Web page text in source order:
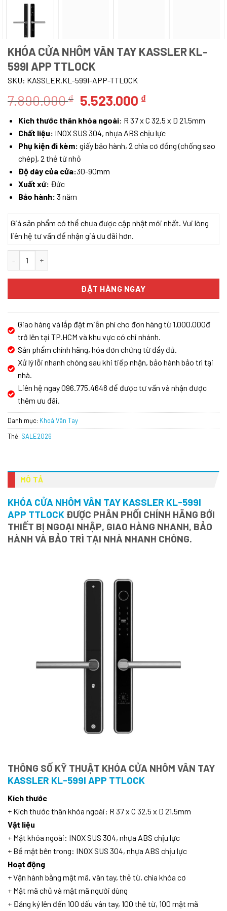
KHÓA CỬA NHÔM VÂN TAY KASSLER KL-
599I APP TTLOCK
SKU: KASSLER.KL-599I-APP-TTLOCK
7.890.000₫ Giá
là:
7.890.000 ₫.
5.523.000 ₫Giá
tại
là:
5.523.000 ₫.
Kích thước thân khóa ngoài: R 37 x C 32.5 x D 21.5mm
Chất liệu: INOX SUS 304, nhựa ABS chịu lực
Phụ kiện đi kèm: giấy bảo hành, 2 chìa cơ đồng (chống sao
chép), 2 thẻ từ nhỏ
Độ dày của cửa:30-90mm
Xuất xứ: Đức
Bảo hành: 3 năm
Giá sản phẩm có thể chưa được cập nhật mới nhất. Vui lòng
liên hệ tư vấn để nhận giá ưu đãi hơn.
ĐẶT HÀNG NGAY
Giao hàng và lắp đặt miễn phí cho đơn hàng từ 1.000.000đ
trở lên tại TP.HCM và khu vực có chi nhánh.
Sản phẩm chính hãng, hóa đơn chứng từ đầy đủ.
Xử lý lỗi nhanh chóng sau khi tiếp nhận, bảo hành bảo trì tại
nhà.
Liên hệ ngay 096.775.4648 để được tư vấn và nhận được
thêm ưu đãi.
Danh mục: Khoá Vân Tay
Thẻ: SALE2026
MÔ TẢ
KHÓA CỬA NHÔM VÂN TAY KASSLER KL-599I
APP TTLOCK ĐƯỢC PHÂN PHỐI CHÍNH HÃNG BỚI
THIẾT BỊ NGOẠI NHẬP, GIAO HÀNG NHANH, BẢO
HÀNH VÀ BẢO TRÌ TẠI NHÀ NHANH CHÓNG.
THÔNG SỐ KỸ THUẬT KHÓA CỬA NHÔM VÂN TAY
KASSLER KL-599I APP TTLOCK
Kích thước
+ Kích thước thân khóa ngoài: R 37 x C 32.5 x D 21.5mm
Vật liệu
+ Mặt khóa ngoài: INOX SUS 304, nhựa ABS chịu lực
+ Bề mặt bên trong: INOX SUS 304, nhựa ABS chịu lực
Hoạt động
+ Vận hành bằng mật mã, vân tay, thẻ từ, chìa khóa cơ
+ Mật mã chủ và mật mã người dùng
+ Đăng ký lên đến 100 dấu vân tay, 100 thẻ từ, 100 mật mã